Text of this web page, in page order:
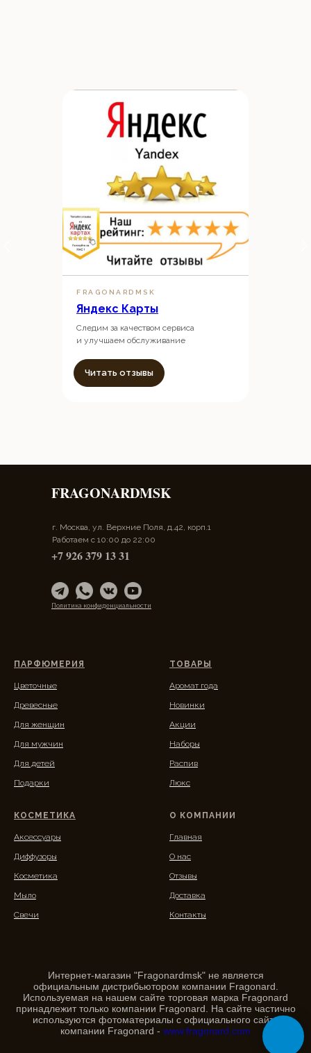
FRAGONARDMSK
Яндекс Карты
Следим за качеством сервиса
и улучшаем обслуживание
Читать отзывы
FRAGONARDMSK
+7 926 379 13 31
г. Москва, ул. Верхние Поля, д.42, корп.1
Работаем с 10:00 до 22:00
Политика конфиденциальности
ПАРФЮМЕРИЯ
Цветочные
Древесные
Для женщин
Для мужчин
Для детей
Подарки
ТОВАРЫ
Аромат года
Новинки
Акции
Наборы
Распив
Люкс
КОСМЕТИКА
Аксессуары
Диффузоры
Косметика
Мыло
Свечи
О КОМПАНИИ
Главная
О нас
Отзывы
Доставка
Контакты
Интернет-магазин "Fragonardmsk" не является
официальным дистрибьютором компании Fragonard.
Используемая на нашем сайте торговая марка Fragonard
принадлежит только компании Fragonard. На сайте частично
используются фотоматериалы с официального сайта
компании Fragonard - www.fragonard.com